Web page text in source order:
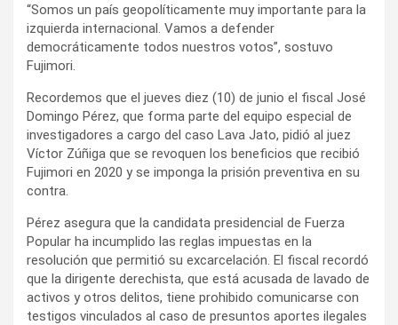
“Somos un país geopolíticamente muy importante para la
izquierda internacional. Vamos a defender
democráticamente todos nuestros votos”, sostuvo
Fujimori.
Recordemos que el jueves diez (10) de junio el fiscal José
Domingo Pérez, que forma parte del equipo especial de
investigadores a cargo del caso Lava Jato, pidió al juez
Víctor Zúñiga que se revoquen los beneficios que recibió
Fujimori en 2020 y se imponga la prisión preventiva en su
contra.
Pérez asegura que la candidata presidencial de Fuerza
Popular ha incumplido las reglas impuestas en la
resolución que permitió su excarcelación. El fiscal recordó
que la dirigente derechista, que está acusada de lavado de
activos y otros delitos, tiene prohibido comunicarse con
testigos vinculados al caso de presuntos aportes ilegales